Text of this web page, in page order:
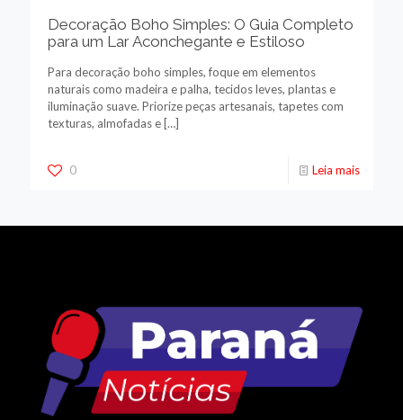
Decoração Boho Simples: O Guia Completo
para um Lar Aconchegante e Estiloso
Para decoração boho simples, foque em elementos
naturais como madeira e palha, tecidos leves, plantas e
iluminação suave. Priorize peças artesanais, tapetes com
texturas, almofadas e […]
0 Leia mais